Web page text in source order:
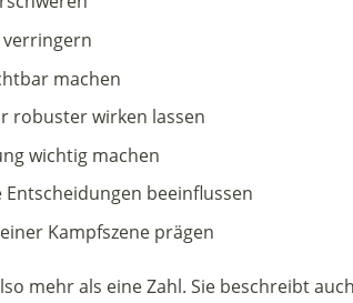
verringern
machen
robuster wirken lassen
wichtig machen
Entscheidungen beeinflussen
Kampfszene prägen
mehr als eine Zahl. Sie beschreibt